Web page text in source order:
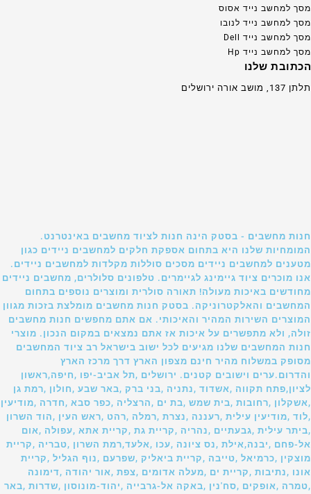
מסך למחשב נייד אסוס
מסך למחשב נייד לנובו
מסך למחשב נייד Dell
מסך למחשב נייד Hp
הכתובת שלנו
תלתן 137, מושב אורה ירושלים
חנות מחשבים - בסטק הינה חנות לציוד מחשבים באינטרנט.
המומחיות שלנו היא בתחום אספקת חלקים למחשבים ניידים כגון
מטענים למחשבים ניידים מסכים סוללות מקלדות למחשבים ניידים.
אנו מוכרים ציוד גיימינג לגיימרים. טלפונים סלולרים, מחשבים ניידים
מחודשים באיכות מעולה! תאורה סולרית ומוצרים נוספים בתחום
המחשבים והאלקטרוניקה. בסטק חנות מחשבים מומלצת בזכות מגוון
המוצרים השירות המהיר והאיכותי. אם אתם מחפשים חנות מחשבים
זולה, ולא מתפשרים על איכות אז אתם נמצאים במקום הנכון. מוצרי
חנות המחשבים שלנו מגיעים לכל ישוב בישראל רב ציוד המחשבים
מסופק במשלוח מהיר חינם מצפון הארץ דרך מרכז הארץ
והדרום.ערים וישובים קטנים. ירושלים ,תל אביב-יפו ,חיפה,ראשון
לציון,פתח תקווה ,אשדוד ,נתניה ,בני ברק ,באר שבע ,חולון ,רמת גן
,אשקלון ,רחובות ,בית שמש ,בת ים ,הרצליה ,כפר סבא ,חדרה ,מודיעין
,לוד ,מודיעין עילית ,רעננה ,נצרת ,רמלה ,רהט ,ראש העין ,הוד השרון
,ביתר עילית ,גבעתיים ,נהריה ,קריית גת ,קריית אתא ,עפולה ,אום
אל-פחם ,יבנה,אילת ,נס ציונה ,עכו ,אלעד,רמת השרון ,טבריה ,קריית
מוצקין ,כרמיאל ,טייבה ,קריית ביאליק ,שפרעם ,נוף הגליל ,קריית
אונו ,נתיבות ,קריית ים ,מעלה אדומים ,צפת ,אור יהודה ,דימונה
,טמרה ,אופקים ,סח'נין ,באקה אל-גרבייה ,יהוד-מונוסון ,שדרות ,באר